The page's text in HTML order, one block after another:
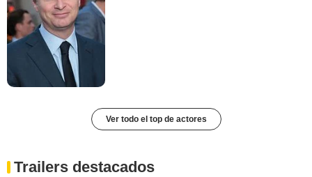
Ver todo el top de actores
Trailers destacados